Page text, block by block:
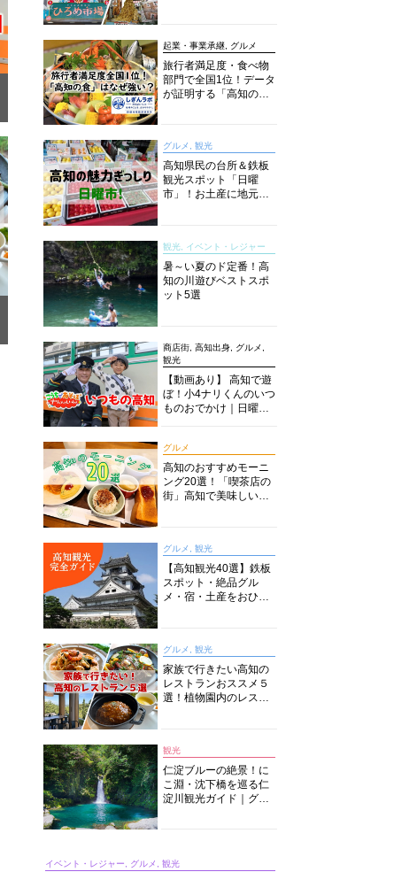
起業・事業承継, グルメ
旅行者満足度・食べ物
部門で全国1位！データ
が証明する「高知の
グルメ, 観光
高知県民の台所＆鉄板
観光スポット「日曜
市」！お土産に地元野
説！
観光, イベント・レジャー
暑～い夏のド定番！高
知の川遊びベストスポ
ット5選
商店街, 高知出身, グルメ,
観光
【動画あり】 高知で遊
ぼ！小4ナリくんのいつ
ものおでかけ｜日曜市
グルメ
高知のおすすめモーニ
ング20選！「喫茶店の
街」高知で美味しい喫
グルメ, 観光
【高知観光40選】鉄板
スポット・絶品グル
メ・宿・土産をおひと
グルメ, 観光
家族で行きたい高知の
レストランおススメ５
選！植物園内のレスト
観光
仁淀ブルーの絶景！に
こ淵・沈下橋を巡る仁
淀川観光ガイド｜グル
イベント・レジャー, グルメ, 観光